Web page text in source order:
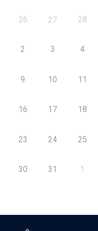
26 27 28
2 3 4
9 10 11
16 17 18
23 24 25
30 31 1